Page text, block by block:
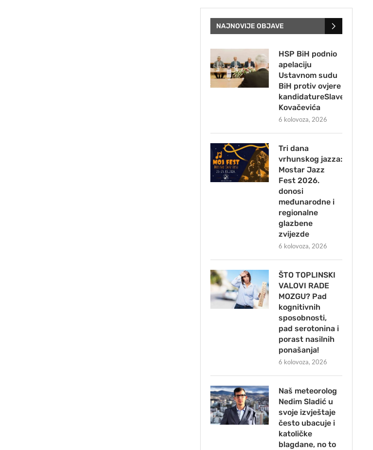
NAJNOVIJE OBJAVE
HSP BiH podnio
apelaciju
Ustavnom sudu
BiH protiv ovjere
kandidatureSlavena
Kovačevića
6 kolovoza, 2026
Tri dana
vrhunskog jazza:
Mostar Jazz
Fest 2026.
donosi
međunarodne i
regionalne
glazbene
zvijezde
6 kolovoza, 2026
ŠTO TOPLINSKI
VALOVI RADE
MOZGU? Pad
kognitivnih
sposobnosti,
pad serotonina i
porast nasilnih
ponašanja!
6 kolovoza, 2026
Naš meteorolog
Nedim Sladić u
svoje izvještaje
često ubacuje i
katoličke
blagdane, no to